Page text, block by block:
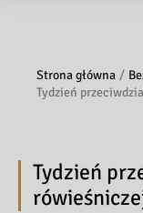
Strona główna
Tydzień
Tydzień